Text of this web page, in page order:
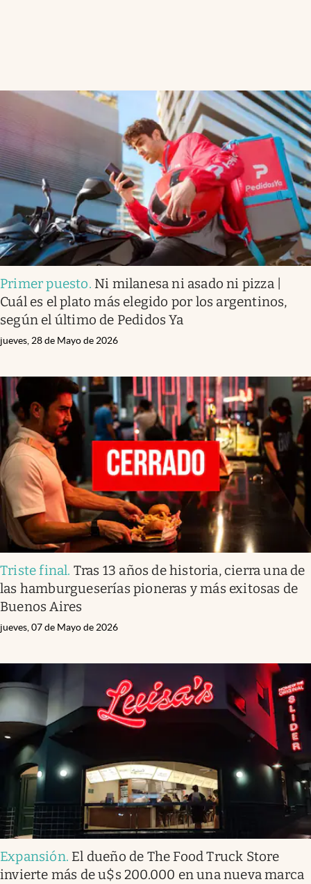
Primer puesto. Ni milanesa ni asado ni pizza |
Cuál es el plato más elegido por los argentinos,
según el último de Pedidos Ya
jueves, 28 de Mayo de 2026
Triste final. Tras 13 años de historia, cierra una de
las hamburgueserías pioneras y más exitosas de
Buenos Aires
jueves, 07 de Mayo de 2026
Expansión. El dueño de The Food Truck Store
invierte más de u$s 200.000 en una nueva marca